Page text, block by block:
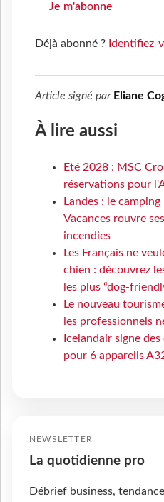
Je m'abonne
Déjà abonné ? Identifiez-
Article signé par Eliane
À lire aussi
Eté 2028 : MSC
réservations pour
Landes : le
Vacances rouvre
incendies
Les Français ne
chien : découvrez
les plus “dog-
Le nouveau
les professionnels
Icelandair signe
pour 6 appareils
NEWSLETTER
La quotidienne pro
Débrief business,